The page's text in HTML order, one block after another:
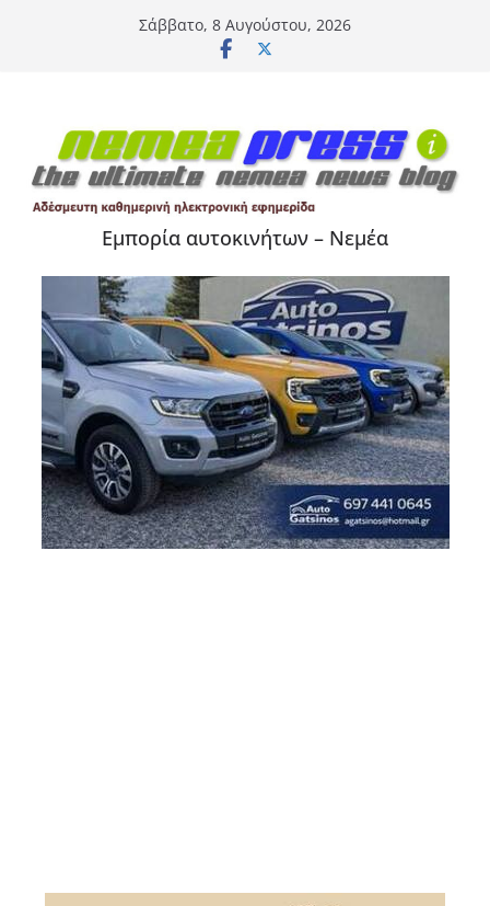
Σάββατο, 8 Αυγούστου, 2026
Εμπορία αυτοκινήτων – Νεμέα